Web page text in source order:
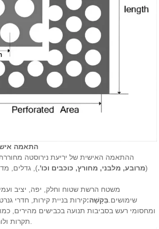
התאמה
ההתאמה האישית של יריעת נירוסטה
(מרובע, מלבני, מחורץ, כוכבים וכו'.), גדלים,
משטח הרשת שטוח וחלק, יפה, יציב
שימושים. בַּקָשָׁה:קירות בניית קירות, חדרי
ומחסומי רעש בסביבות תנועה בכבישים מהירים,